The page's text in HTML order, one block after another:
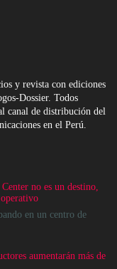
y revista con ediciones
Dossier. Todos
canal de distribución del
en el Perú.
no es un destino,
en un centro de
aumentarán más de